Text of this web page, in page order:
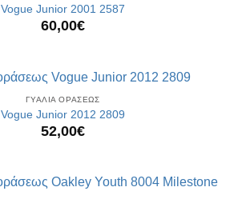
Vogue Junior 2001 2587
60,00€
ΓΥΑΛΙΑ ΟΡΑΣΕΩΣ
Vogue Junior 2012 2809
52,00€